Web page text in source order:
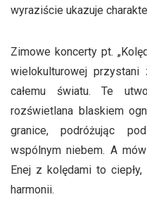
wyraziście ukazuje
Zimowe koncerty pt.
wielokulturowej
całemu światu. Te
rozświetlana blaskiem
granice, podróżując
wspólnym niebem. A
Enej z kolędami to
harmonii.